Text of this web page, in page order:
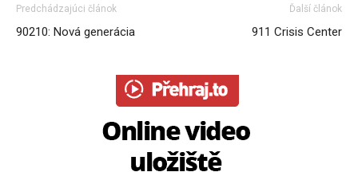
Predchádzajúci článok
90210: Nová generácia
Ďalší článok
911 Crisis Center